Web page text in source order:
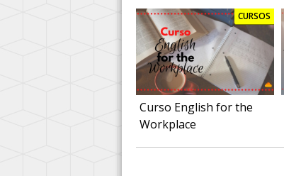
CURSOS
Curso English for the
Workplace